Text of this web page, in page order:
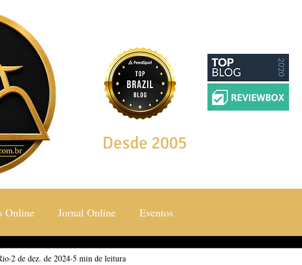
Desde 2005
Online Jornal Online Eventos
Social & Estilos Saúde & Bem Estar
2 de dez. de 2024 5 min de leitura